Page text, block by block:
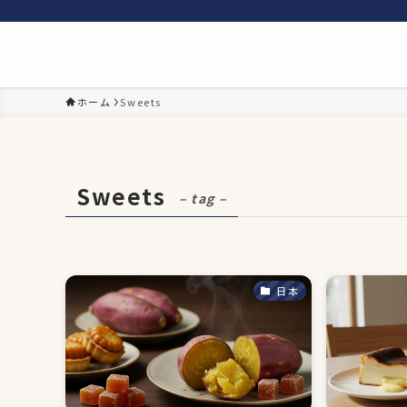
ホーム Sweets
Sweets – tag –
日本